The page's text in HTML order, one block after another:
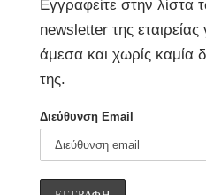
Εγγραφείτε στην λίστα
newsletter της εταιρείας
άμεσα και χωρίς καμία
της.
Διεύθυνση Email